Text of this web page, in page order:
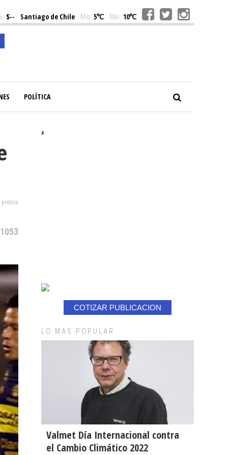
$-- Santiago de Chile Min: 5℃ Max: 10℃
POLÍTICA
#
COTIZAR PUBLICACION
LO MAS POPULAR
Valmet Día Internacional contra
el Cambio Climático 2022